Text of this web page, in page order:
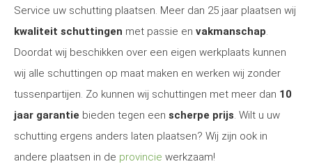
Service uw schutting plaatsen. Meer dan 25 jaar plaatsen wij
kwaliteit schuttingen met passie en vakmanschap.
Doordat wij beschikken over een eigen werkplaats kunnen
wij alle schuttingen op maat maken en werken wij zonder
tussenpartijen. Zo kunnen wij schuttingen met meer dan 10
jaar garantie bieden tegen een scherpe prijs. Wilt u uw
schutting ergens anders laten plaatsen? Wij zijn ook in
andere plaatsen in de provincie werkzaam!